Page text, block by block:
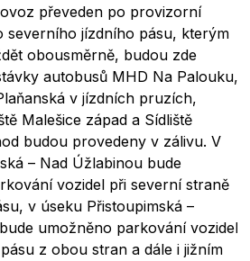
převeden po provizorní
severního jízdního pásu, kterým
obousměrně, budou zde
autobusů MHD Na Palouku,
v jízdních pruzích,
Malešice západ a Sídliště
budou provedeny v zálivu. V
– Nad Úžlabinou bude
vozidel při severní straně
v úseku Přistoupimská –
umožněno parkování vozidel
z obou stran a dále i jižním